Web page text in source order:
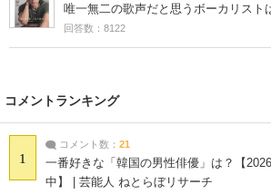
唯一無二の歌声だと思うボーカリスト
回答数：8122
コメントランキング
1
コメント数： 21
一番好きな「韓国の男性俳優」は？【
中】 | 芸能人 ねとらぼリサーチ